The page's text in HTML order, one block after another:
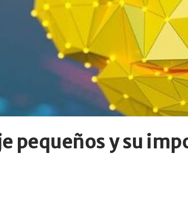
pequeños y su